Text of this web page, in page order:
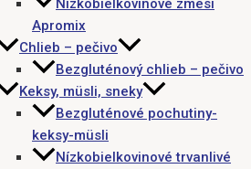
Nízkobielkovinové zmesi
Apromix
Chlieb – pečivo
Bezgluténový chlieb – pečivo
Keksy, müsli, sneky
Bezgluténové pochutiny-
keksy-müsli
Nízkobielkovinové trvanlivé